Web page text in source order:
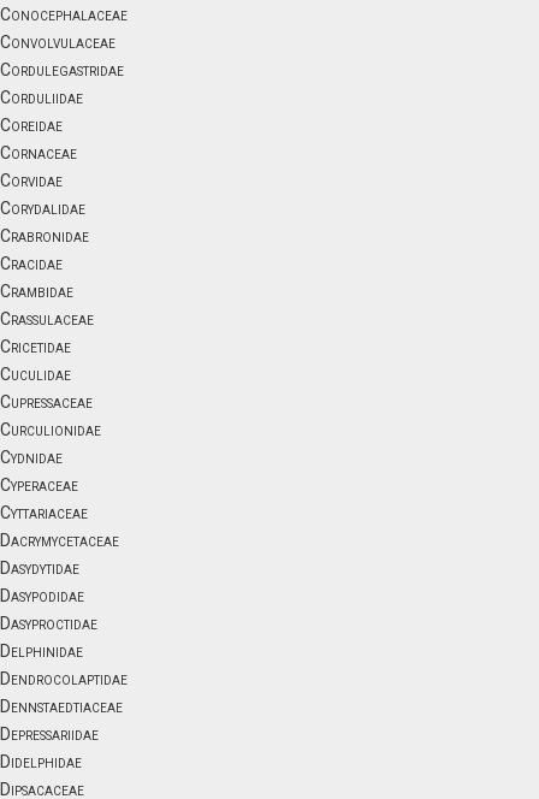
Conocephalaceae
Convolvulaceae
Cordulegastridae
Corduliidae
Coreidae
Cornaceae
Corvidae
Corydalidae
Crabronidae
Cracidae
Crambidae
Crassulaceae
Cricetidae
Cuculidae
Cupressaceae
Curculionidae
Cydnidae
Cyperaceae
Cyttariaceae
Dacrymycetaceae
Dasydytidae
Dasypodidae
Dasyproctidae
Delphinidae
Dendrocolaptidae
Dennstaedtiaceae
Depressariidae
Didelphidae
Dipsacaceae